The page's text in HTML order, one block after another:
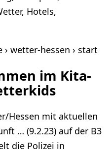
Hotels,
wetter-hessen › start
im Kita-
Hessen mit aktuellen
… (9.2.23) auf der B3
die Polizei in